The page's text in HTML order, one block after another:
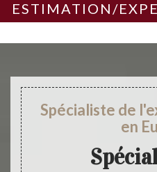
ESTIMATION/
Spécialiste de
en